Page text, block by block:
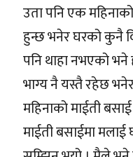
उता पनि एक
हुन्छ भनेर घरको कुनै
पनि थाहा नभएको
भाग्य नै यस्तै रहेछ
महिनाको माईती
माईती बसाईमा